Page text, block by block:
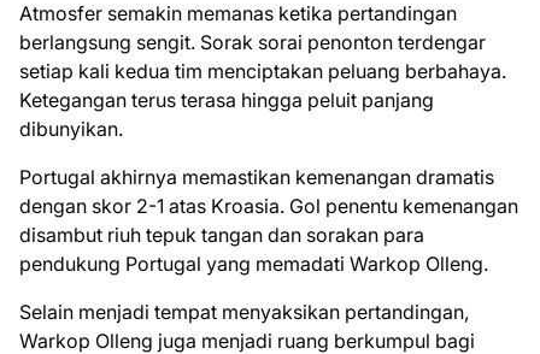
Atmosfer semakin memanas ketika pertandingan
berlangsung sengit. Sorak sorai penonton terdengar
setiap kali kedua tim menciptakan peluang berbahaya.
Ketegangan terus terasa hingga peluit panjang
dibunyikan.
Portugal akhirnya memastikan kemenangan dramatis
dengan skor 2-1 atas Kroasia. Gol penentu kemenangan
disambut riuh tepuk tangan dan sorakan para
pendukung Portugal yang memadati Warkop Olleng.
Selain menjadi tempat menyaksikan pertandingan,
Warkop Olleng juga menjadi ruang berkumpul bagi